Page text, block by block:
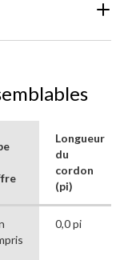
Longueur
du
cordon
(pi)
0,0 pi